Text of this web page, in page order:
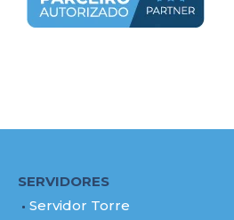
SERVIDORES
Servidor Torre